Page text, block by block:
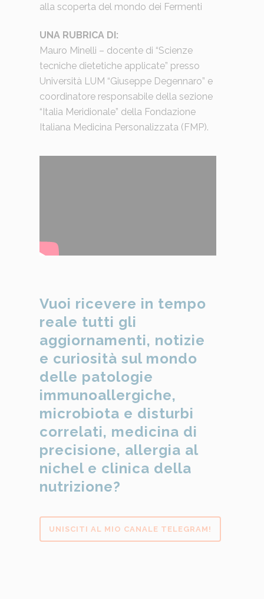
alla scoperta del mondo dei Fermenti
UNA RUBRICA DI:
Mauro Minelli – docente di “Scienze
tecniche dietetiche applicate” presso
Università LUM “Giuseppe Degennaro” e
coordinatore responsabile della sezione
“Italia Meridionale” della Fondazione
Italiana Medicina Personalizzata (FMP).
Vuoi ricevere in tempo
reale tutti gli
aggiornamenti, notizie
e curiosità sul mondo
delle patologie
immunoallergiche,
microbiota e disturbi
correlati, medicina di
precisione, allergia al
nichel e clinica della
nutrizione?
UNISCITI AL MIO CANALE TELEGRAM!